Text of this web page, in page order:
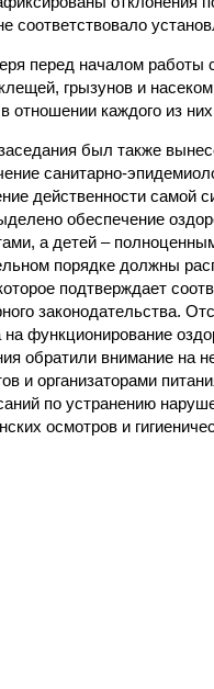
соответствовало
перед началом работы
грызунов и
отношении каждого из
был также
санитарно-
действенности самой
обеспечение
а детей –
порядке должны
подтверждает
законодательства.
на функционирование
обратили внимание на
и организаторами
по устранению
осмотров и